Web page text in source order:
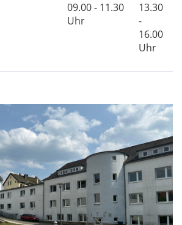
09.00 - 11.30
Uhr
13.30
-
16.00
Uhr